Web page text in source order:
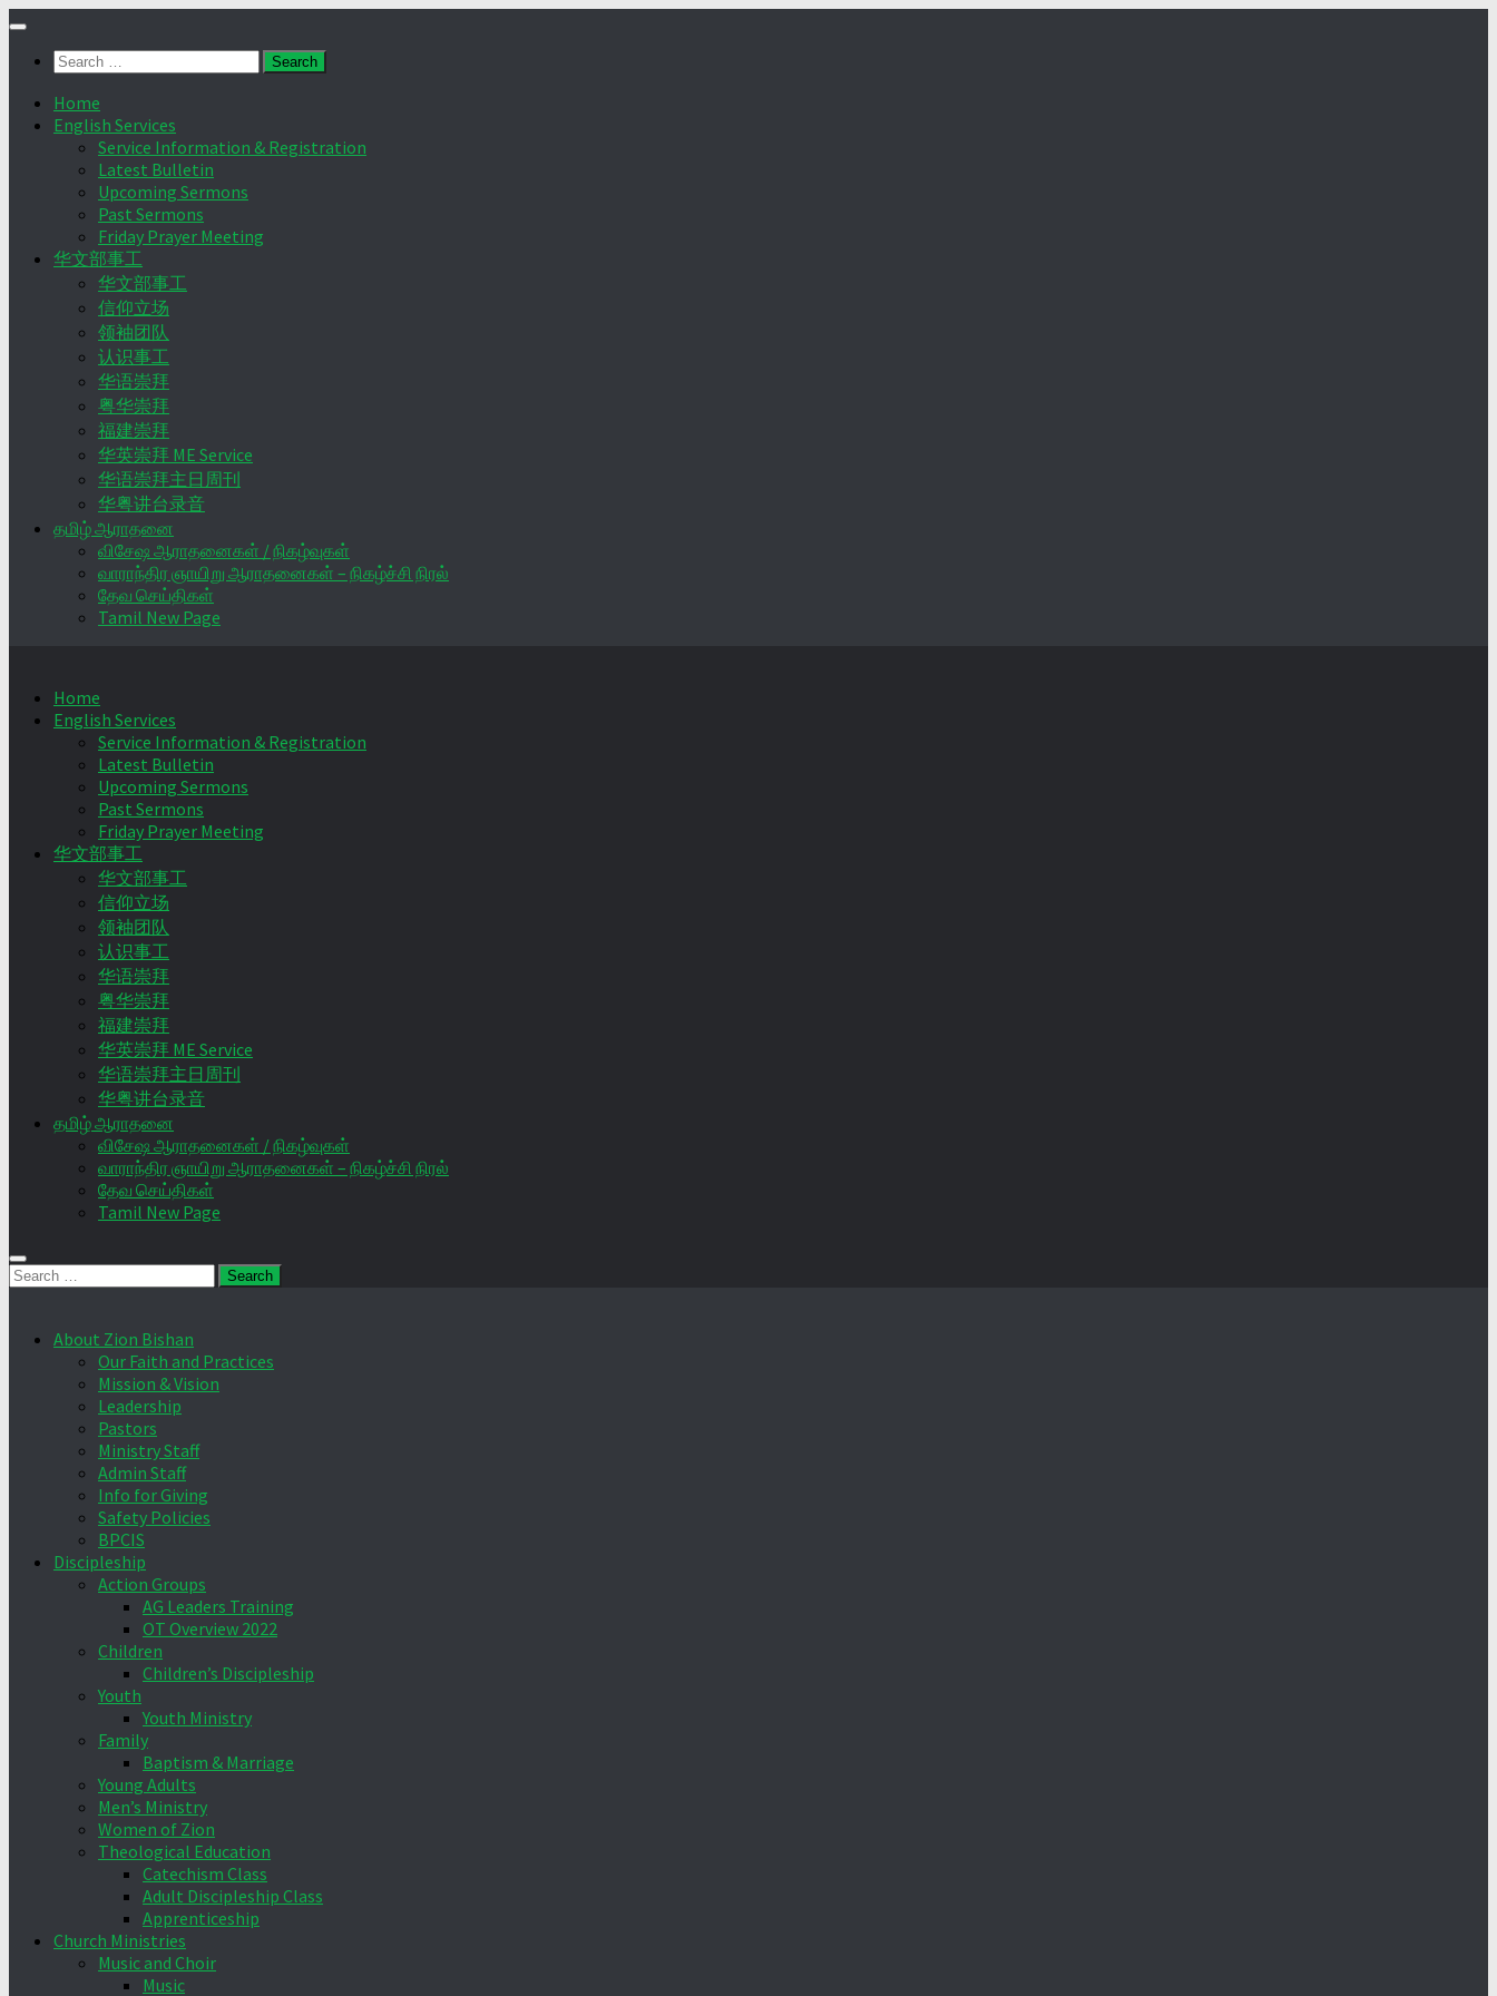
Skip
contentSearch
Home
English Services
Service Information & Registration
Latest Bulletin
Upcoming Sermons
Past Sermons
Friday Prayer Meeting
华文部事工
华文部事工
信仰立场
领袖团队
认识事工
华语崇拜
粤华崇拜
福建崇拜
华英崇拜 ME Service
华语崇拜主日周刊
华粤讲台录音
தமிழ் ஆராதனை
விசேஷ ஆராதனைகள் / நிகழ்வுகள்
வாராந்திர ஞாயிறு ஆராதனைகள் – நிகழ்ச்சி நிரல்
தேவ செய்திகள்
Tamil New Page
Home
English Services
Service Information & Registration
Latest Bulletin
Upcoming Sermons
Past Sermons
Friday Prayer Meeting
华文部事工
华文部事工
信仰立场
领袖团队
认识事工
华语崇拜
粤华崇拜
福建崇拜
华英崇拜 ME Service
华语崇拜主日周刊
华粤讲台录音
தமிழ் ஆராதனை
விசேஷ ஆராதனைகள் / நிகழ்வுகள்
வாராந்திர ஞாயிறு ஆராதனைகள் – நிகழ்ச்சி நிரல்
தேவ செய்திகள்
Tamil New Page
Search
About Zion Bishan
Our Faith and Practices
Mission & Vision
Leadership
Pastors
Ministry Staff
Admin Staff
Info for Giving
Safety Policies
BPCIS
Discipleship
Action Groups
AG Leaders Training
OT Overview 2022
Children
Children’s Discipleship
Youth
Youth Ministry
Family
Baptism & Marriage
Young Adults
Men’s Ministry
Women of Zion
Theological Education
Catechism Class
Adult Discipleship Class
Apprenticeship
Church Ministries
Music and Choir
Music